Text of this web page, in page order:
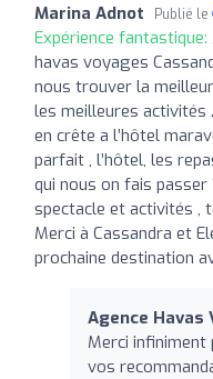
Marina Adnot Publié le
Expérience fantastique:
havas voyages
nous trouver la
les meilleures activités
en crête a l’hôtel
parfait , l’hôtel, les
qui nous on fais passer
spectacle et activités ,
Merci à Cassandra et
prochaine destination
Agence Havas
Merci
vos